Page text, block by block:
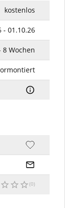
kostenlos
- 01.10.26
8 Wochen